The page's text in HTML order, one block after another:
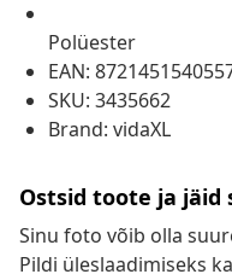
Polüester
EAN:
SKU: 3435662
Brand: vidaXL
Ostsid toote ja jäid
Sinu foto võib olla
Pildi üleslaadimiseks